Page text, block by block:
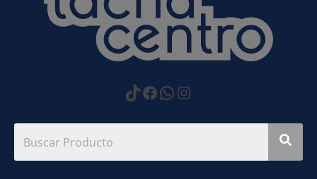
https://
Facebook
WhatsApp
Instagram